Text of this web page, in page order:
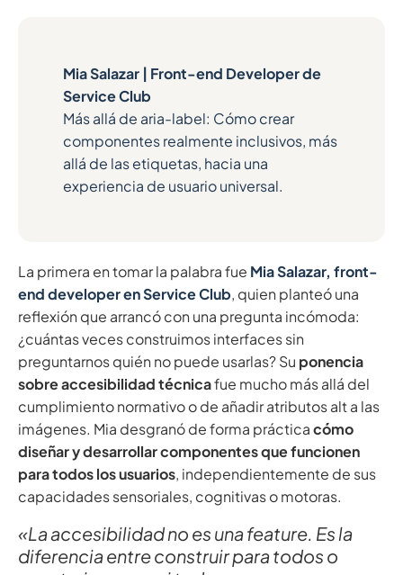
Mia Salazar | Front-end Developer de
Service Club
Más allá de aria-label: Cómo crear
componentes realmente inclusivos, más
allá de las etiquetas, hacia una
experiencia de usuario universal.
La primera en tomar la palabra fue Mia Salazar, front-
end developer en Service Club, quien planteó una
reflexión que arrancó con una pregunta incómoda:
¿cuántas veces construimos interfaces sin
preguntarnos quién no puede usarlas? Su ponencia
sobre accesibilidad técnicafue mucho más allá del
cumplimiento normativo o de añadir atributos alt a las
imágenes. Mia desgranó de forma prácticacómo
diseñar y desarrollar componentes que funcionen
para todos los usuarios, independientemente de sus
capacidades sensoriales, cognitivas o motoras.
«La accesibilidad no es una feature. Es la
diferencia entre construir para todos o